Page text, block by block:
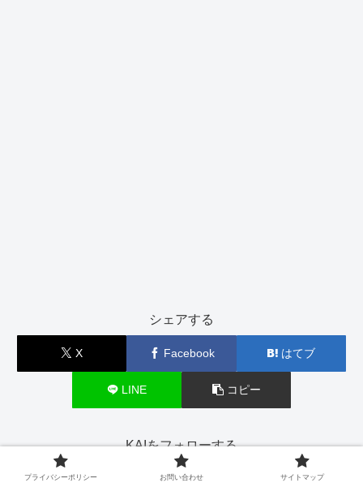
シェアする
X Facebook はてブ
LINE コピー
KAIをフォローする
プライバシーポリシー お問い合わせ サイトマップ